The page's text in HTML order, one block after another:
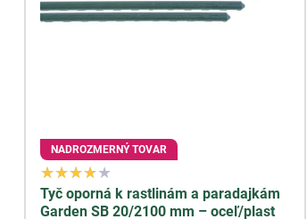
NADROZMERNÝ TOVAR
Tyč oporná k rastlinám a paradajkám
Garden SB 20/2100 mm – oceľ/plast